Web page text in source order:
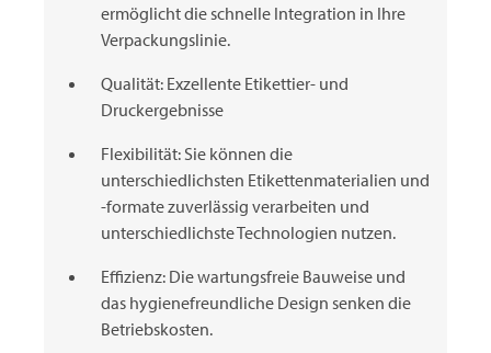
ermöglicht die schnelle Integration in Ihre
Verpackungslinie.
Qualität: Exzellente Etikettier- und
Druckergebnisse
Flexibilität: Sie können die
unterschiedlichsten Etikettenmaterialien und
-formate zuverlässig verarbeiten und
unterschiedlichste Technologien nutzen.
Effizienz: Die wartungsfreie Bauweise und
das hygienefreundliche Design senken die
Betriebskosten.